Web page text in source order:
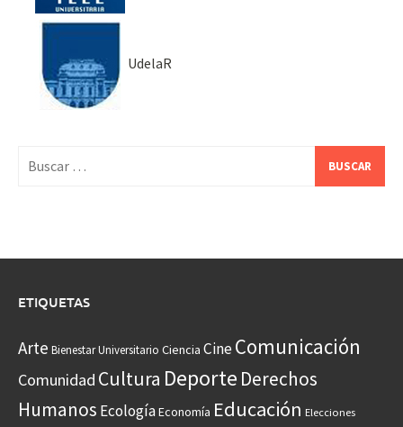
UdelaR
ETIQUETAS
Arte Bienestar Universitario Ciencia CineComunicación
Comunidad Cultura Deporte Derechos
Humanos EcologíaEconomía Educación Elecciones